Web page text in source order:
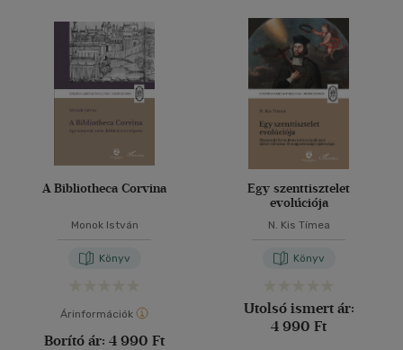
A Bibliotheca Corvina
Monok István
Könyv
Árinformációk
Borító ár: 4 990 Ft
Egy szenttisztelet
evolúciója
N. Kis Tímea
Könyv
Utolsó ismert ár:
4 990 Ft